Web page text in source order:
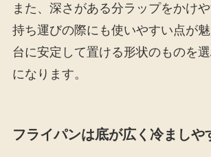
また、深さがある分ラップをかけ
持ち運びの際にも使いやすい点が
台に安定して置ける形状のものを
になります。
フライパンは底が広く冷ましや